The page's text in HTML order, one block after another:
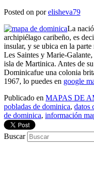
Posted on porelisheva79
La
archipiélago caribeño, es
insular, y se ubica en la
Les Saintes y Marie-
isla de Martinica. Antes de
Dominicafue una colonia
1967, lo puedes en google
Publicado en MAPAS DE
pobladas de dominica, datos
de dominica, información
Buscar